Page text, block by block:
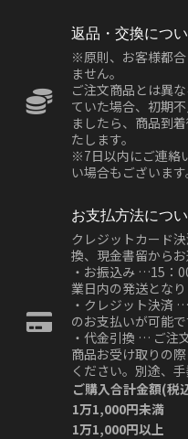
返品・交換につ
※原則、お客様都
ません。
ご注文商品とは異
ていた場合、初期
ましたら、商品到
たします。
※7日以内にご連絡
い場合もございま
お支払方法につ
クレジットカード
換、現金書留からお
・お振込み …15：
業日内の発送となり
・クレジット決済
のお支払いが可能で
・代金引換 … ご注
商品お受け取りの
ください。別途、
ご購入合計金額(税
1万1,000円未満
1万1,000円以上